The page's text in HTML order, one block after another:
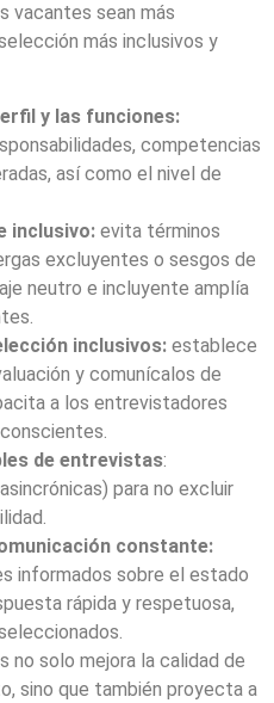
vacantes sean más
más inclusivos y
y las funciones:
competencias
así como el nivel de
inclusivo: evita términos
excluyentes o sesgos de
neutro e incluyente amplía
inclusivos: establece
y comunícalos de
a los entrevistadores
de entrevistas:
para no excluir
constante:
informados sobre el estado
rápida y respetuosa,
no solo mejora la calidad de
sino que también proyecta a